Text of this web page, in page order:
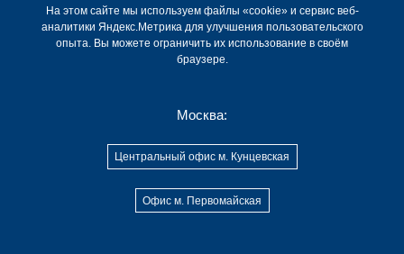
Москва:
Центральный офис м. Кунцевская
Офис м. Первомайская
На этом сайте мы используем файлы «cookie» и сервис веб-
аналитики Яндекс.Метрика для улучшения пользовательского
опыта. Вы можете ограничить их использование в своём
браузере.